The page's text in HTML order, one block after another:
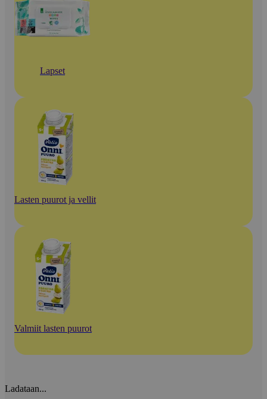
Lapset
Lasten puurot ja vellit
Valmiit lasten puurot
Ladataan...